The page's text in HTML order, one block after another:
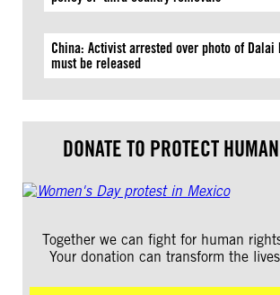
China: Activist arrested over photo of Dalai
must be released
DONATE TO PROTECT
Together we can fight for human
Your donation can transform the